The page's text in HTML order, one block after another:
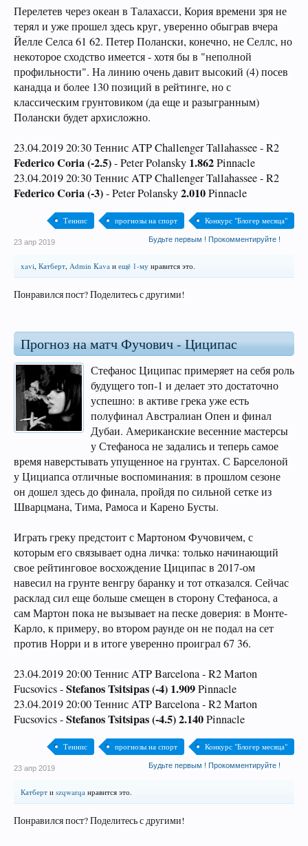
Перелетев через океан в Талахасси, Кория времени зря не
терял и уже прошел здесь круг, уверенно обыграв вчера
Йелле Селса 61 62. Петер Полански, конечно, не Селлс, но
некоторое сходство имеется - хотя бы в "неполной
профильности". На линию очень давит высокий (4) посев
канадца и более 130 позиций в рейтинге, но с
классическим грунтовиком (да еще и разыгранным)
Полански будет архисложно.
23.04.2019 20:30 Теннис ATP Challenger Tallahassee - R2
Federico Coria (-2.5)- Peter Polansky 1.862Pinnacle
23.04.2019 20:30 Теннис ATP Challenger Tallahassee - R2
Federico Coria (-3)- Peter Polansky2.010Pinnacle
Теннис прогнозы на спорт Конкурс "Блогер месяца"
Будьте первым ! Прокомментируйте !
23 апр 2019
xavi, Катберт, Admin Kava и ещё 1-му нравится это.
Понравился пост? Поделитесь с другими!
Прогноз на матч Фучович - Циципас
Стефанос Циципас примеряет на себя роль
будущего топ-1 и делает это достаточно
успешно: в активе грека уже есть
полуфинал Австралиан Опен и финал
Дубаи. Американские весенние мастерсы
у Стефаноса не задались и теперь самое
время наверстывать упущенное на грунтах. С Барселоной
у Цициапса отличные воспоминания: в прошлом сезоне
он дошел здесь до финала, пройдя по сильной сетке из
Шварцмана, Тима, Рамоса и Карено Бусты.
Играть греку предстоит с Мартоном Фучовичем, с
которым его связывает одна личка: только начинающий
свое рейтинговое восхождение Циципас в 2017-ом
навесил на грунте венгру баранку и тот отказался. Сейчас
расклад сил еще больше смещен в сторону Стефаноса, а
сам Мартон пока не вызывает на песке доверия: в Монте-
Карло, к примеру, во втором раунде он не подал на сет
против Норри и в итоге уверенно проиграл 67 36.
23.04.2019 20:00 Теннис ATP Barcelona - R2 Marton
Fucsovics -Stefanos Tsitsipas (-4) 1.909Pinnacle
23.04.2019 20:00 Теннис ATP Barcelona - R2 Marton
Fucsovics -Stefanos Tsitsipas (-4.5) 2.140Pinnacle
Теннис прогнозы на спорт Конкурс "Блогер месяца"
Будьте первым ! Прокомментируйте !
23 апр 2019
Катберт и szqwarqa нравится это.
Понравился пост? Поделитесь с другими!